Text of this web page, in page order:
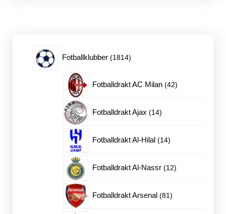
Fotballklubber 18141814
Fotballdrakt AC Milan 4242
Fotballdrakt Ajax 1414
Fotballdrakt Al-Hilal 1414
Fotballdrakt Al-Nassr 1212
Fotballdrakt Arsenal 8181